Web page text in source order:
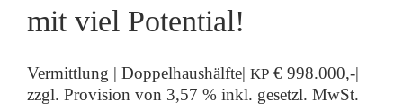
mit viel Potential!
Vermittlung | Doppelhaushälfte| KP € 998.000,-|
zzgl. Provision von 3,57 % inkl. gesetzl. MwSt.